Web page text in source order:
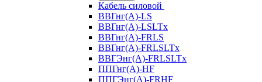
Кабель силовой
ВВГнг(А)-LS
ВВГнг(А)-LSLTx
ВВГнг(А)-FRLS
ВВГнг(А)-FRLSLTx
ВВГЭнг(А)-FRLSLTx
ППГнг(А)-HF
ППГЭнг(А)-FRHF